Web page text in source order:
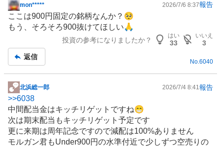
掲
示
板
mon***** 2026/7/6 8:37報告
ここは900円固定の銘柄なんか？🥺
もう、そろそろ900抜けてほしい🙏
投資の参考になりましたか？
はい
33
いいえ
3
返信
No.6040
掲
示
板
記
事
北浜総一郎 2026/7/4 8:41報告
>>6038
中間配当金はキッチリゲットですね😁
次は期末配当もキッチリゲット予定です
更に来期は周年記念ですので減配は100%ありません
モルガン君もUnder900円の水準付近で少しずつ空売りの